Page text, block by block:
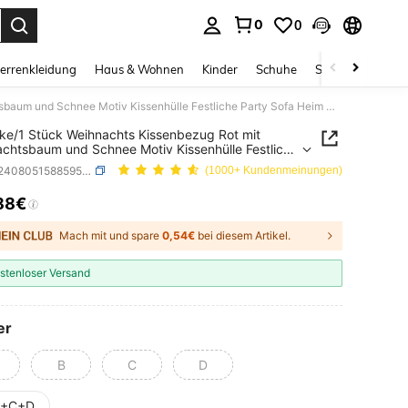
0 0
Haus & Wohnen Kinder Schuhe Schmuck &
4 Stücke/1 Stück Weihnachts Kissenbezug Rot mit Weihnachtsbaum und Schnee Motiv Kissenhülle Festliche Party Sofa Heim Dekoration
1 Stück Weihnachts Kissenbezug Rot mit
und Schnee Motiv Kissenhülle Festliche
Heim Dekoration
SKU: sf2408051588595550 (1000+ Kundenmeinungen)
AND AVAILABILITY
Mach mit und spare 0,54€ bei diesem Artikel.
Versand
B C D